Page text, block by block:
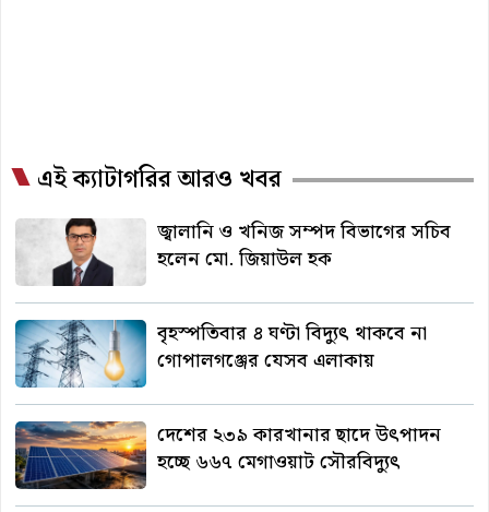
এই ক্যাটাগরির আরও খবর
জ্বালানি ও খনিজ সম্পদ বিভাগের সচিব
হলেন মো. জিয়াউল হক
বৃহস্পতিবার ৪ ঘণ্টা বিদ্যুৎ থাকবে না
গোপালগঞ্জের যেসব এলাকায়
দেশের ২৩৯ কারখানার ছাদে উৎপাদন
হচ্ছে ৬৬৭ মেগাওয়াট সৌরবিদ্যুৎ